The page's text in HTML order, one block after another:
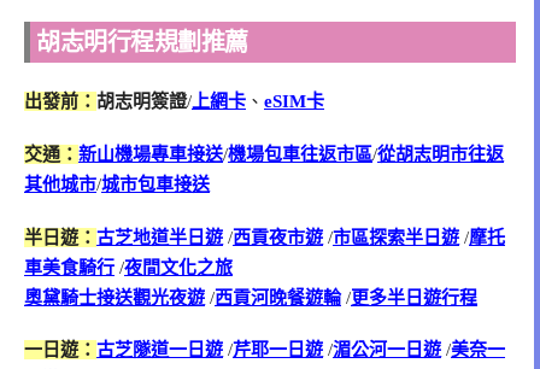
胡志明行程規劃推薦
出發前： 胡志明簽證/ 上網卡 、 eSIM卡
交通： 新山機場專車接送/機場包車往返市區/從胡志明市往返
其他城市/城市包車接送
半日遊： 古芝地道半日遊 /西貢夜市遊 /市區探索半日遊 /摩托
車美食騎行 /夜間文化之旅
奧黛騎士接送觀光夜遊 /西貢河晚餐遊輪/更多半日遊行程
一日遊： 古芝隧道一日遊 /芹耶一日遊 /湄公河一日遊 /美奈一